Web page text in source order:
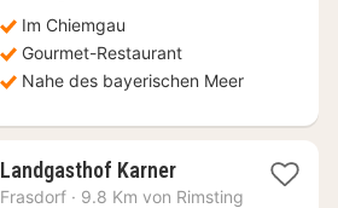
€
Im Chiemgau
Gourmet-Restaurant
Nahe des bayerischen Meer
Landgasthof Karner1
Nacht
Frasdorf · 9.8 Km von Rimsting